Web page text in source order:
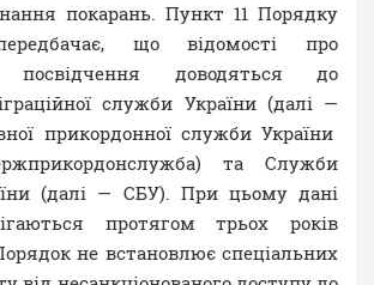
покарань. Пункт 11 Порядку
що відомості про
посвідчення доводяться до
служби України (далі —
прикордонної служби України
та Служби
(далі — СБУ). При цьому дані
протягом трьох років
не встановлює спеціальних